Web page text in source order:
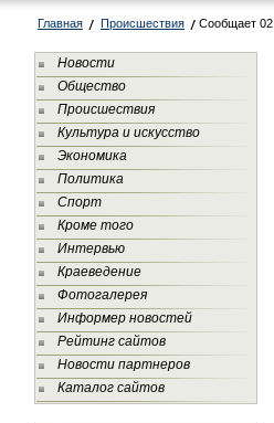
Главная Происшествия Сообщает 02
Новости
Общество
Происшествия
Культура и искусство
Экономика
Политика
Спорт
Кроме того
Интервью
Краеведение
Фотогалерея
Информер новостей
Рейтинг сайтов
Новости партнеров
Каталог сайтов